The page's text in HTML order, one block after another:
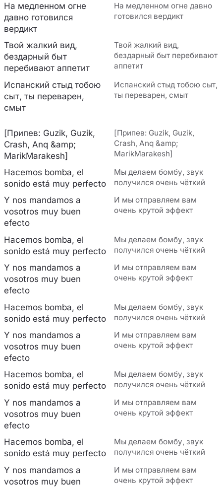
На медленном огне
давно готовился
вердикт
На медленном огне давно
готовился вердикт
Твой жалкий вид,
бездарный быт
перебивают аппетит
Твой жалкий вид,
бездарный быт перебивают
аппетит
Испанский стыд тобою
сыт, ты переварен,
смыт
Испанский стыд тобою сыт,
ты переварен, смыт
[Припев: Guzik, Guzik,
Crash, Anq &amp;
MarikMarakesh]
[Припев: Guzik, Guzik,
Crash, Anq &amp;
MarikMarakesh]
Hacemos bomba, el
sonido está muy perfecto
Мы делаем бомбу, звук
получился очень чёткий
Y nos mandamos a
vosotros muy buen
efecto
И мы отправляем вам
очень крутой эффект
Hacemos bomba, el
sonido está muy perfecto
Мы делаем бомбу, звук
получился очень чёткий
Y nos mandamos a
vosotros muy buen
efecto
И мы отправляем вам
очень крутой эффект
Hacemos bomba, el
sonido está muy perfecto
Мы делаем бомбу, звук
получился очень чёткий
Y nos mandamos a
vosotros muy buen
efecto
И мы отправляем вам
очень крутой эффект
Hacemos bomba, el
sonido está muy perfecto
Мы делаем бомбу, звук
получился очень чёткий
Y nos mandamos a
vosotros muy buen
efecto
И мы отправляем вам
очень крутой эффект
Hacemos bomba, el
sonido está muy perfecto
Мы делаем бомбу, звук
получился очень чёткий
Y nos mandamos a
vosotros muy buen
И мы отправляем вам
очень крутой эффект